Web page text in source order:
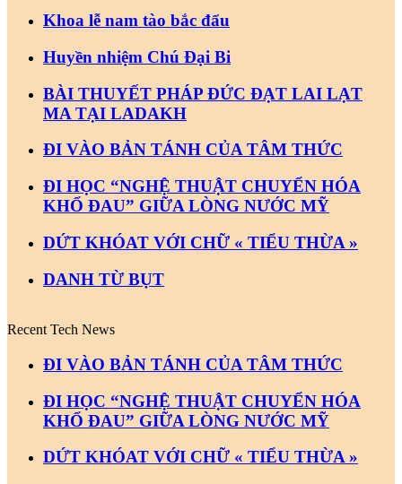
Khoa lễ nam tào bắc đẩu
Huyền nhiệm Chú Đại Bi
BÀI THUYẾT PHÁP ĐỨC ĐẠT LAI LẠT
MA TẠI LADAKH
ĐI VÀO BẢN TÁNH CỦA TÂM THỨC
ĐI HỌC “NGHỆ THUẬT CHUYỂN HÓA
KHỔ ĐAU” GIỮA LÒNG NƯỚC MỸ
DỨT KHÓAT VỚI CHỮ « TIỂU THỪA »
DANH TỪ BỤT
Recent Tech News
ĐI VÀO BẢN TÁNH CỦA TÂM THỨC
ĐI HỌC “NGHỆ THUẬT CHUYỂN HÓA
KHỔ ĐAU” GIỮA LÒNG NƯỚC MỸ
DỨT KHÓAT VỚI CHỮ « TIỂU THỪA »